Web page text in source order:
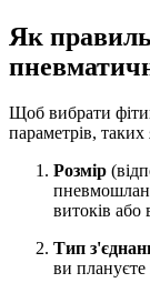
Як
Щоб вибрати
параметрів, таких
Розмір
витоків або
Тип
ви плануєте